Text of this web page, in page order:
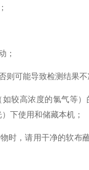
；
可能导致检测结果不
高浓度的氯气等）
下使用和储藏本机；
，请用干净的软布